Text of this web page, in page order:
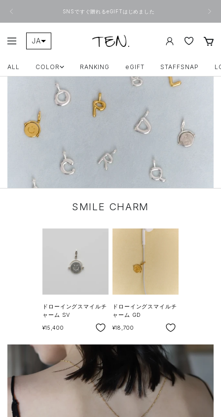
る
SNSですぐ贈れるeGIFTはじめました
へ
ナ
ー
シ
JA
ONLINE
TEN.
ALL COLOR RANKING eGIFT STAFFSNAP
SMILE CHARM
ドローイングスマイルチ
ャーム SV
SALE
¥15,400
ドローイングスマイルチ
ャーム GD
SALE
¥18,700